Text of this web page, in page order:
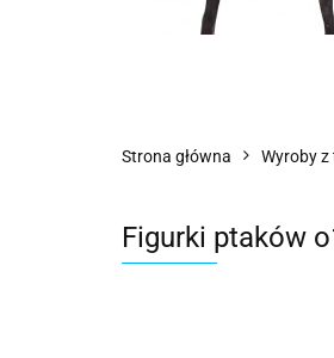
Strona główna Wyroby
Figurki ptaków